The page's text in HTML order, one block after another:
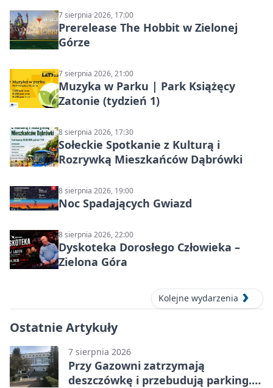
7 sierpnia 2026, 17:00
Prerelease The Hobbit w Zielonej
Górze
7 sierpnia 2026, 21:00
Muzyka w Parku | Park Książęcy
Zatonie (tydzień 1)
8 sierpnia 2026, 17:30
Sołeckie Spotkanie z Kulturą i
Rozrywką Mieszkańców Dąbrówki
8 sierpnia 2026, 19:00
Noc Spadających Gwiazd
8 sierpnia 2026, 22:00
Dyskoteka Dorosłego Człowieka –
Zielona Góra
Kolejne wydarzenia
Ostatnie Artykuły
7 sierpnia 2026
Przy Gazowni zatrzymają
deszczówkę i przebudują parking.